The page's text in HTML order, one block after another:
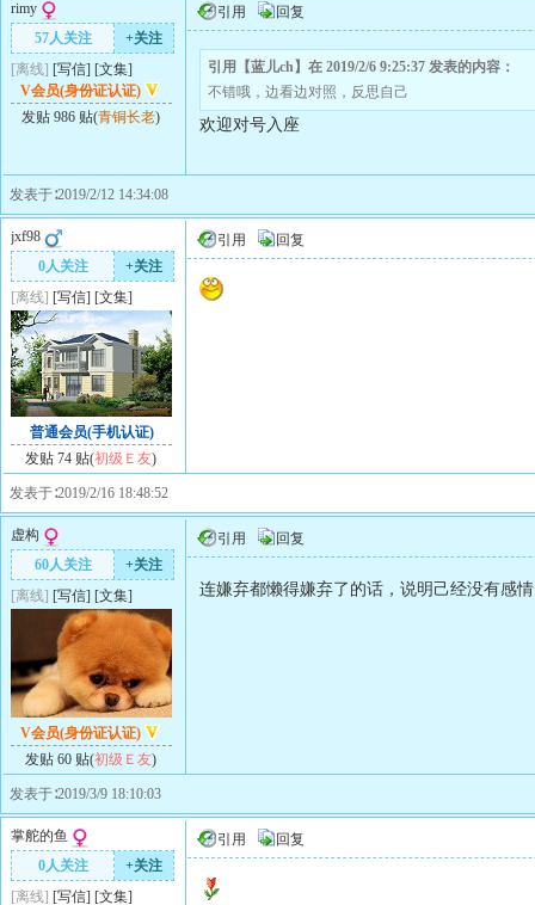
rimy
57人关注
+关注
[离线] [写信] [文集]
V会员(身份证认证)
发贴 986 贴(青铜长老)
引用 回复
引用【蓝儿ch】在 2019/2/6 9:25:37 发表的内容：
不错哦，边看边对照，反思自己
欢迎对号入座
发表于∶2019/2/12 14:34:08
jxf98
0人关注
+关注
[离线] [写信] [文集]
普通会员(手机认证)
发贴 74 贴(初级Ｅ友)
引用 回复
发表于∶2019/2/16 18:48:52
虚构
60人关注
+关注
[离线] [写信] [文集]
V会员(身份证认证)
发贴 60 贴(初级Ｅ友)
引用 回复
连嫌弃都懒得嫌弃了的话，说明己经没有感
发表于∶2019/3/9 18:10:03
掌舵的鱼
0人关注
+关注
[离线] [写信] [文集]
引用 回复